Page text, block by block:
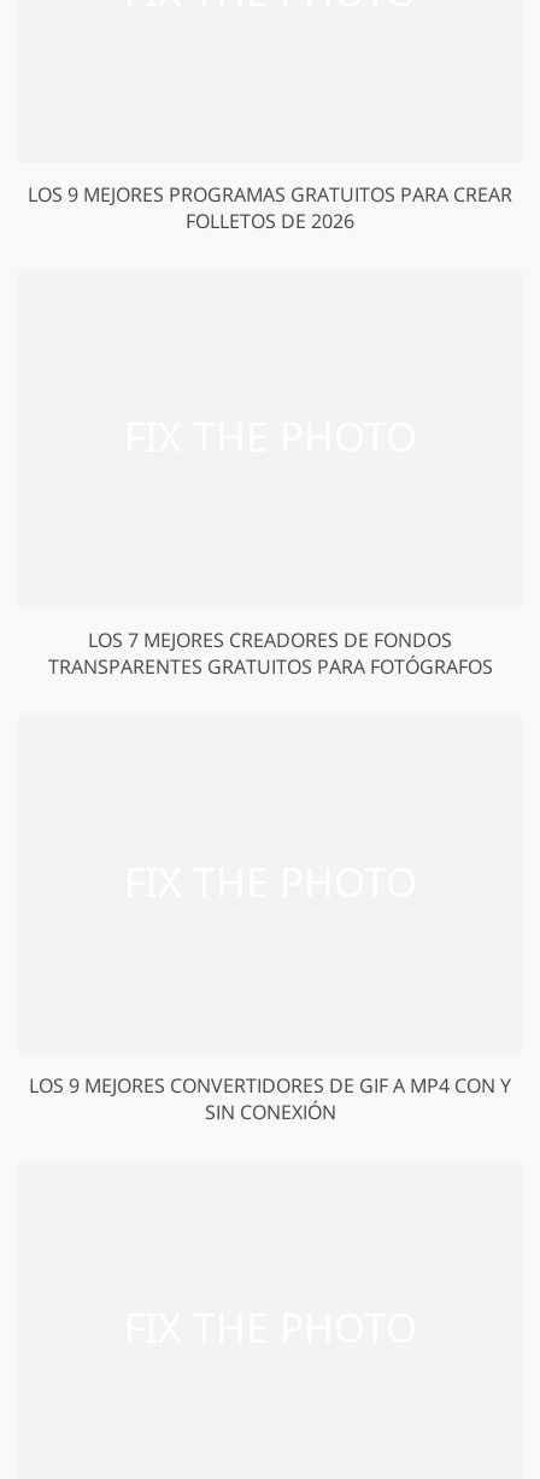
LOS 9 MEJORES PROGRAMAS GRATUITOS PARA CREAR
FOLLETOS DE 2026
LOS 7 MEJORES CREADORES DE FONDOS
TRANSPARENTES GRATUITOS PARA FOTÓGRAFOS
LOS 9 MEJORES CONVERTIDORES DE GIF A MP4 CON Y
SIN CONEXIÓN